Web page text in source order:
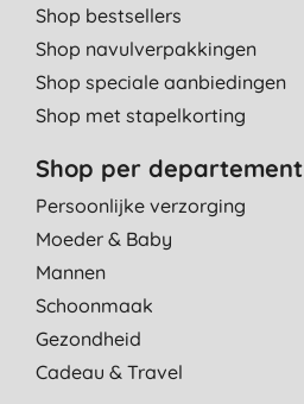
Shop bestsellers
Shop navulverpakkingen
Shop speciale aanbiedingen
Shop met stapelkorting
Shop per departement
Persoonlijke verzorging
Moeder & Baby
Mannen
Schoonmaak
Gezondheid
Cadeau & Travel